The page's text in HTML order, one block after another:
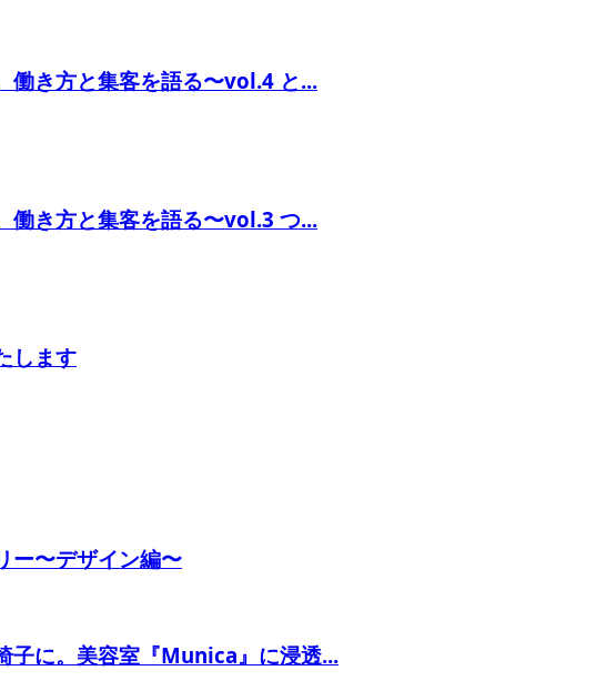
働き方と集客を語る〜vol.4 と...
働き方と集客を語る〜vol.3 つ...
します
ー〜デザイン編〜
子に。美容室『Munica』に浸透...